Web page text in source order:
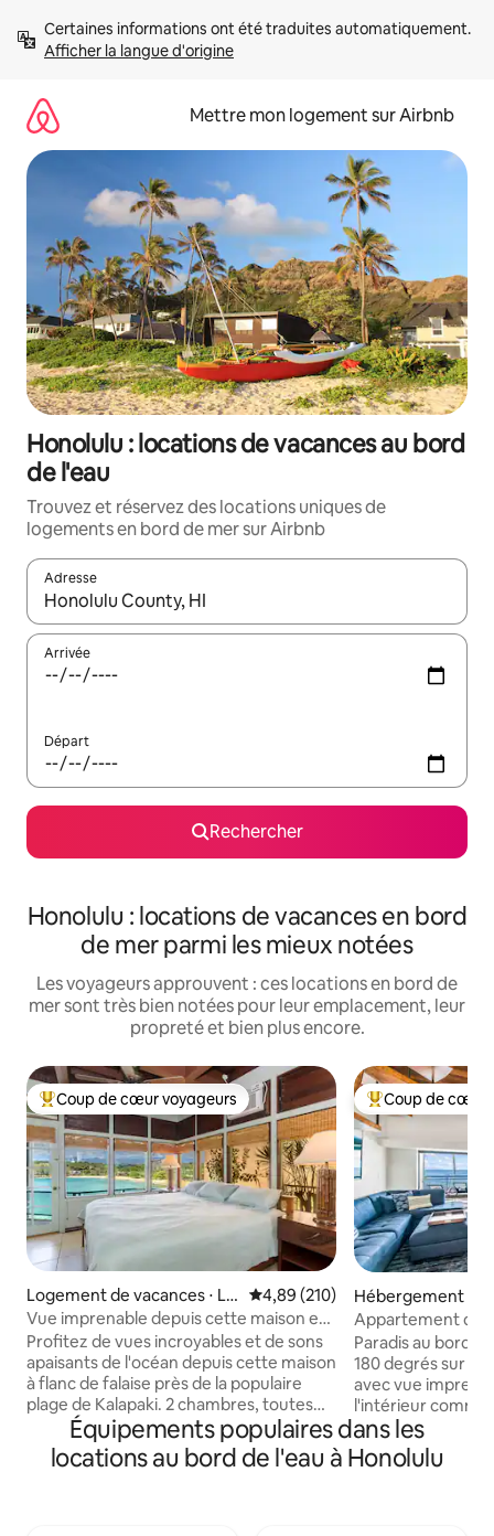
directement
Afficher la langue d'origine
Mettre mon logement sur Airbnb
Honolulu : locations de vacances au bord
de l'eau
Trouvez et réservez des locations uniques de
logements en bord de mer sur Airbnb
Adresse
Lorsque les résultats s'affichent, utilisez les flèches vers le
Arrivée
Départ
Rechercher
Honolulu : locations de vacances en bord
de mer parmi les mieux notées
Les voyageurs approuvent : ces locations en bord de
mer sont très bien notées pour leur emplacement, leur
propreté et bien plus encore.
Coups de cœur voyageurs les plus appréciés
Coup de cœur voyageurs
Logement de vacances ⋅ Lih
ue
Évaluation moyenne sur la
4,89 (210)
Vue imprenable depuis cette maison en
bord de mer
Profitez de vues incroyables et de sons
apaisants de l'océan depuis cette maison
à flanc de falaise près de la populaire
plage de Kalapaki. 2 chambres, toutes
deux avec climatisation et vue
imprenable sur l'océan et la montagne.
La chambre principale avec salle de bains
Coups de cœur
Coup de cœur
Hébergement ⋅
Appartement de
avec vue
Paradis au bord
180 degrés sur l'océan. Grand
avec vue
l'intérieur comme
Observez les
tortues, les arcs-
soleil incroyables. À quelques pas de la
Équipements populaires dans les
locations au bord de l'eau à Honolulu